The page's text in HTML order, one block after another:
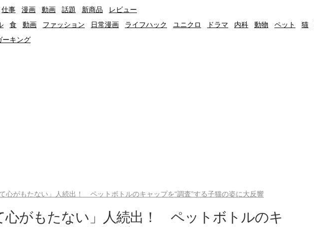
仕事 漫画 動画 話題 新商品
レビュー
食 動画 ファッション 日常漫画 ライフハック ユニクロ ドラマ 内科 動物 ペット 猫
ーキング
て心がもたない」人続出！ ペットボトルのキャップを“調査”する子猫の姿に大反響
心がもたない」人続出！ ペットボトルのキ